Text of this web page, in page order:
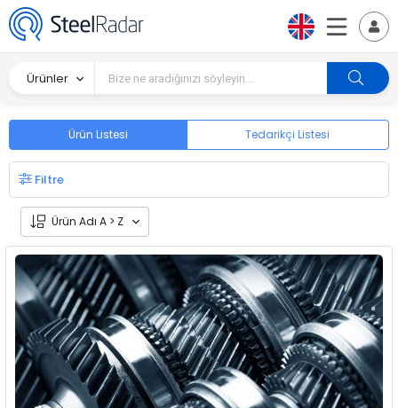
Ürünler
Ürün Listesi Tedarikçi Listesi
Filtre
Ürün Adı A > Z